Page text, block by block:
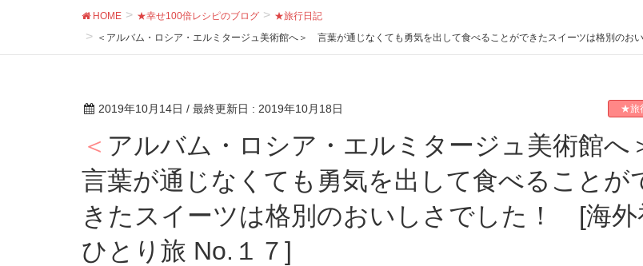
HOME ★幸せ100倍レシピのブログ
★旅行日記
＜アルバム・ロシア・エルミタージュ美術館へ＞ 言葉が通じなくても勇気を出して食べることができたスイーツは格別の
2019年10月14日 / 最終更新日 : 2019年10月18日 ★旅
＜アルバム・ロシア・エルミタージュ美術館へ＞
言葉が通じなくても勇気を出して食べることが
きたスイーツは格別のおいしさでした！ [海外
ひとり旅 No.１７]